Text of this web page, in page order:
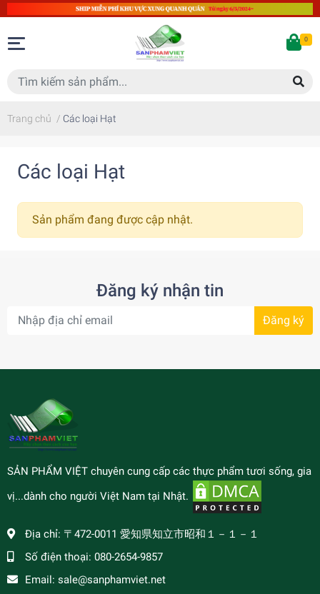
0
Trang chủ / Các loại Hạt
Các loại Hạt
Sản phẩm đang được cập nhật.
Đăng ký nhận tin
Đăng ký
SẢN PHẨM VIỆT chuyên cung cấp các thực phẩm tươi sống, gia
vị...dành cho người Việt Nam tại Nhật.
Địa chỉ: 〒472-0011 愛知県知立市昭和１－１－１
Số điện thoại: 080-2654-9857
Email: sale@sanphamviet.net